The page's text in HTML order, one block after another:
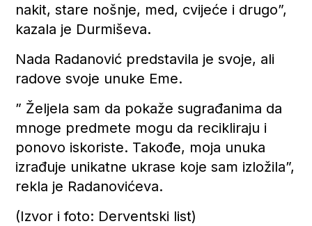
nakit, stare nošnje, med, cvijeće i drugo”,
kazala je Durmiševa.
Nada Radanović predstavila je svoje, ali
radove svoje unuke Eme.
” Željela sam da pokaže sugrađanima da
mnoge predmete mogu da recikliraju i
ponovo iskoriste. Takođe, moja unuka
izrađuje unikatne ukrase koje sam izložila”,
rekla je Radanovićeva.
(Izvor i foto: Derventski list)